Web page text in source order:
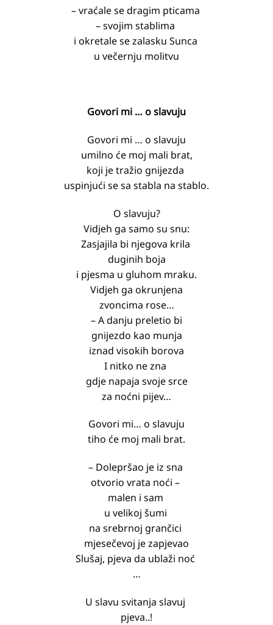
– vraćale se dragim pticama
– svojim stablima
i okretale se zalasku Sunca
u večernju molitvu
Govori mi … o slavuju
Govori mi … o slavuju
umilno će moj mali brat,
koji je tražio gnijezda
uspinjući se sa stabla na stablo.
O slavuju?
Vidjeh ga samo su snu:
Zasjajila bi njegova krila
duginih boja
i pjesma u gluhom mraku.
Vidjeh ga okrunjena
zvoncima rose…
– A danju preletio bi
gnijezdo kao munja
iznad visokih borova
I nitko ne zna
gdje napaja svoje srce
za noćni pijev…
Govori mi… o slavuju
tiho će moj mali brat.
– Dolepršao je iz sna
otvorio vrata noći –
malen i sam
u velikoj šumi
na srebrnoj grančici
mjesečevoj je zapjevao
Slušaj, pjeva da ublaži noć
…
U slavu svitanja slavuj
pjeva..!